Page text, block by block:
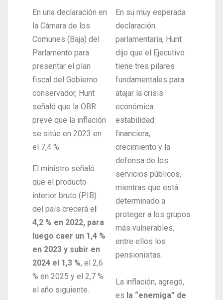
En una declaración en
la Cámara de los
Comunes (Baja) del
Parlamento para
presentar el plan
fiscal del Gobierno
conservador, Hunt
señaló que la OBR
prevé que la inflación
se sitúe en 2023 en
el 7,4 %.
El ministro señaló
que el producto
interior bruto (PIB)
del país crecerá el
4,2 % en 2022, para
luego caer un 1,4 %
en 2023 y subir en
2024 el 1,3 %, el 2,6
% en 2025 y el 2,7 %
el año siguiente.
En su muy esperada
declaración
parlamentaria, Hunt
dijo que el Ejecutivo
tiene tres pilares
fundamentales para
atajar la crisis
económica:
estabilidad
financiera,
crecimiento y la
defensa de los
servicios públicos,
mientras que está
determinado a
proteger a los grupos
más vulnerables,
entre ellos los
pensionistas.
La inflación, agregó,
es la “enemiga” de